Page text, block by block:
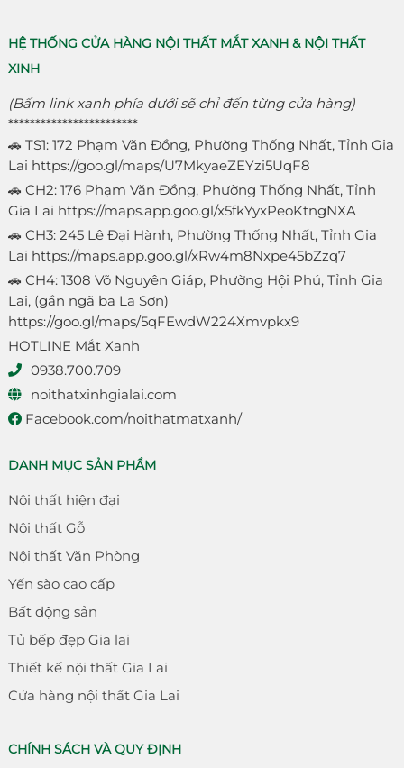
HỆ THỐNG CỬA HÀNG NỘI THẤT MẮT XANH & NỘI THẤT
XINH
(Bấm link xanh phía dưới sẽ chỉ đến từng cửa hàng)
************************
🚗 TS1: 172 Phạm Văn Đồng, Phường Thống Nhất, Tỉnh Gia
Lai https://goo.gl/maps/U7MkyaeZEYzi5UqF8
🚗 CH2: 176 Phạm Văn Đồng, Phường Thống Nhất, Tỉnh
Gia Lai https://maps.app.goo.gl/x5fkYyxPeoKtngNXA
🚗 CH3: 245 Lê Đại Hành, Phường Thống Nhất, Tỉnh Gia
Lai https://maps.app.goo.gl/xRw4m8Nxpe45bZzq7
🚗 CH4: 1308 Võ Nguyên Giáp, Phường Hội Phú, Tỉnh Gia
Lai, (gần ngã ba La Sơn)
https://goo.gl/maps/5qFEwdW224Xmvpkx9
HOTLINE Mắt Xanh
0938.700.709
noithatxinhgialai.com
Facebook.com/noithatmatxanh/
DANH MỤC SẢN PHẨM
Nội thất hiện đại
Nội thất Gỗ
Nội thất Văn Phòng
Yến sào cao cấp
Bất động sản
Tủ bếp đẹp Gia lai
Thiết kế nội thất Gia Lai
Cửa hàng nội thất Gia Lai
CHÍNH SÁCH VÀ QUY ĐỊNH